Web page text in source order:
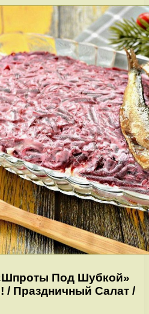
Под Шубкой»
/ Праздничный Салат /